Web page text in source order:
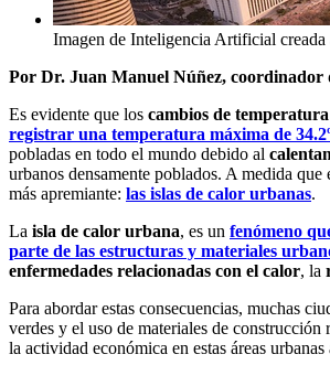
Imagen de Inteligencia Artificial creada
Por Dr. Juan Manuel Núñez, coordinador
Es evidente que los cambios de temperatura
registrar una temperatura máxima de
pobladas en todo el mundo debido al
urbanos densamente poblados. A medida
más apremiante: las islas de calor urbanas.
La isla de calor urbana, es un fenómeno
parte de las estructuras y materiales
enfermedades relacionadas con el calor, la
Para abordar estas consecuencias, muchas
verdes y el uso de materiales de
la actividad económica en estas áreas urbanas